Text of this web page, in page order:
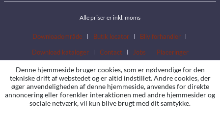
Alle priser er inkl. moms
Downloadområde Butik locator
Bliv forhandler
Download kataloger
Contact Jobs Placeringer
Denne hjemmeside bruger cookies, som er nødvendige for den
tekniske drift af webstedet og er altid indstillet. Andre cookies, der
øger anvendeligheden af denne hjemmeside, anvendes for direkte
annoncering eller forenkler interaktionen med andre hjemmesider og
sociale netværk, vil kun blive brugt med dit samtykke.